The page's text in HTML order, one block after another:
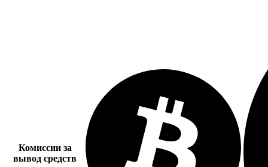
Комиссии за
вывод средств